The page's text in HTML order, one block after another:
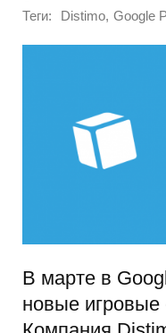
Теги: Distimo, Google
В марте в
новые игровые